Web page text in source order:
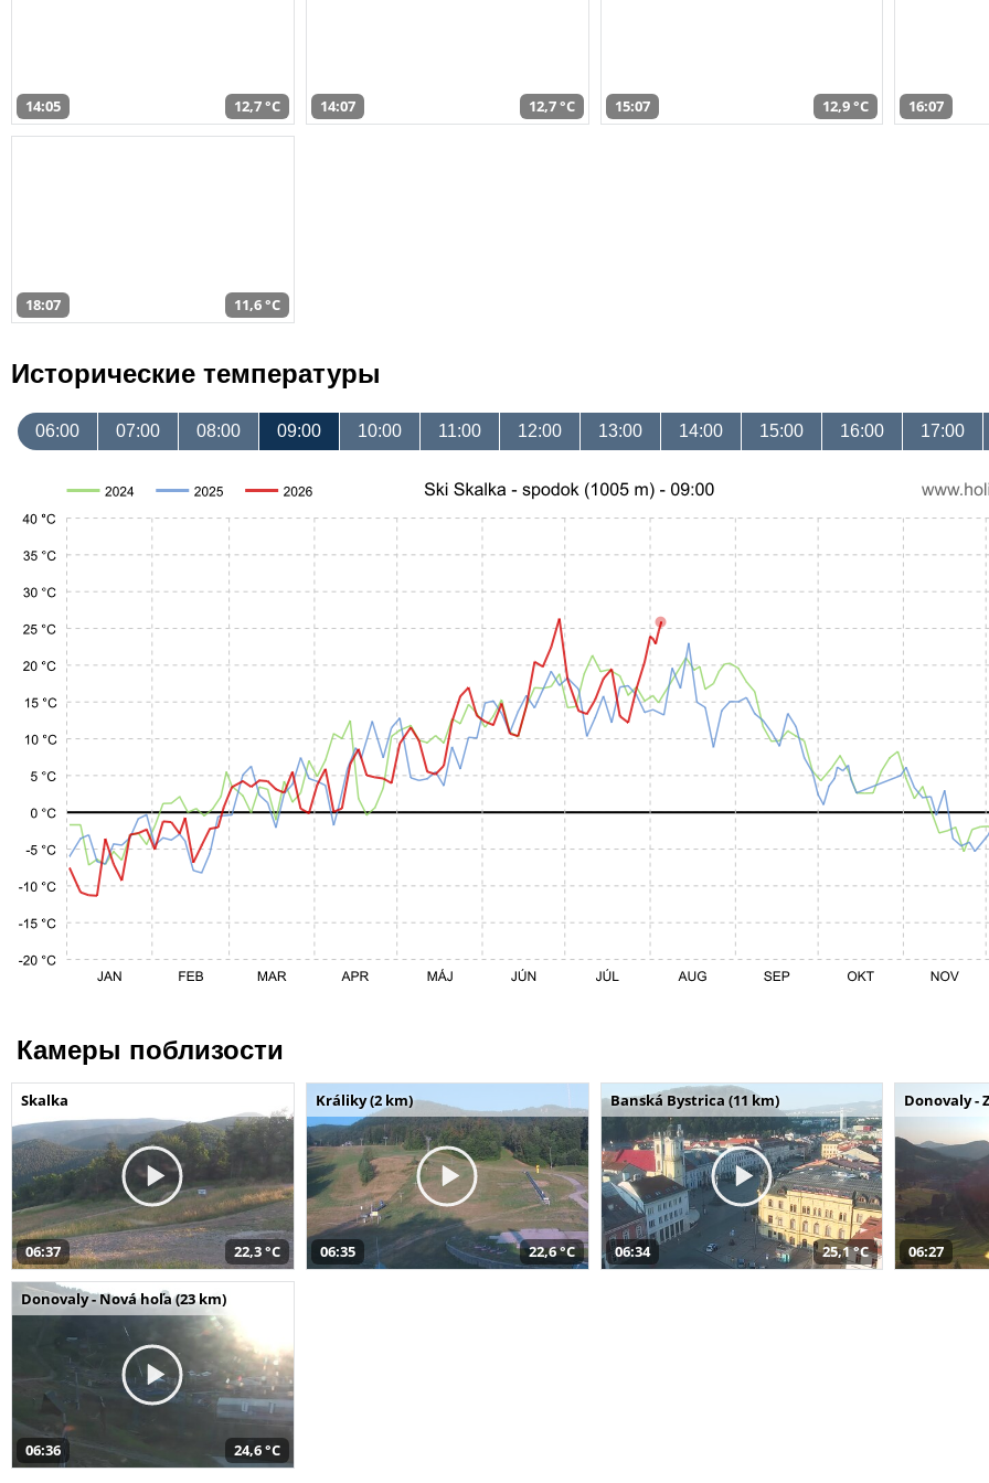
14:05 12,7 °C 14:07 12,7 °C 15:07 12,9 °C 16:07
18:07 11,6 °C
Исторические температуры
06:00 07:00 08:00 09:00 10:00 11:00 12:00 13:00 14:00 15:00 16:00 17:00
Камеры поблизости
Skalka
06:37 22,3 °C
Králiky (2 km)
06:35 22,6 °C
Banská Bystrica (11 km)
06:34 25,1 °C
Donovaly -
06:27
Donovaly - Nová hoľa (23 km)
06:36 24,6 °C